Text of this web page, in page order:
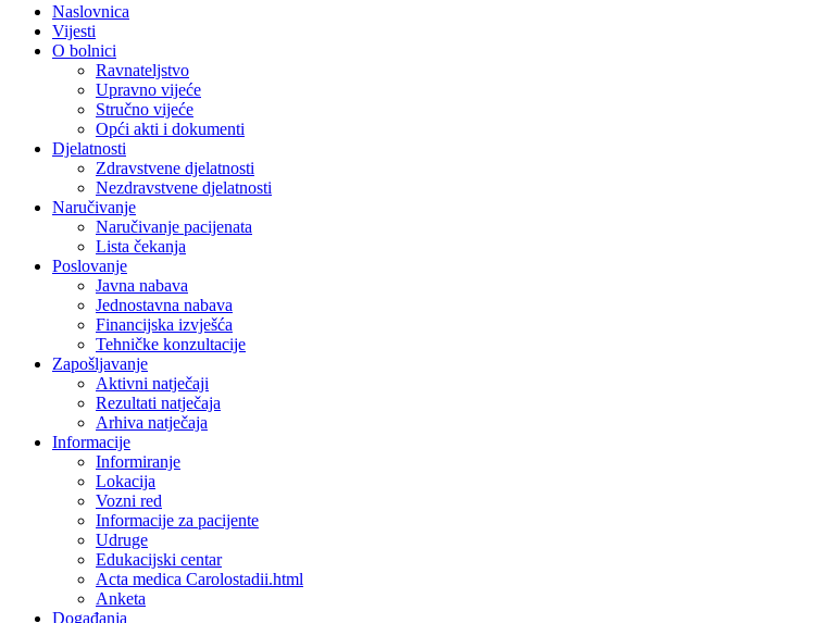
Naslovnica
Vijesti
O bolnici
Ravnateljstvo
Upravno vijeće
Stručno vijeće
Opći akti i dokumenti
Djelatnosti
Zdravstvene djelatnosti
Nezdravstvene djelatnosti
Naručivanje
Naručivanje pacijenata
Lista čekanja
Poslovanje
Javna nabava
Jednostavna nabava
Financijska izvješća
Tehničke konzultacije
Zapošljavanje
Aktivni natječaji
Rezultati natječaja
Arhiva natječaja
Informacije
Informiranje
Lokacija
Vozni red
Informacije za pacijente
Udruge
Edukacijski centar
Acta medica Carolostadii.html
Anketa
Događanja